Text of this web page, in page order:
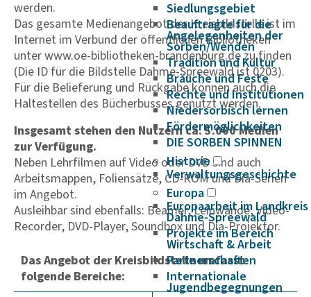
Siedlungsgebiet
Beauftragte für die
Angelegenheiten der
Sorben/Wenden
Tradition und Kultur
Bräuche und Feste
Rechte und Institutionen
Niedersorbisch lernen
Fördermöglichkeiten
DIE SORBEN SPINNEN
Historie
Verwaltungsgeschichte
Europa
Europaarbeit im Landkreis
Dahme-Spreewald
Projekte im Bereich
Wirtschaft & Arbeit
Partnerschaften
Internationale
Jugendbegegnungen
werden.
Das gesamte Medienangebot der Kreisbildstelle ist im
Internet im Verbund der öffentlichen Bibliotheken
unter www.oe-bibliotheken-brandenburg.de zu finden
(Die ID für die Bildstelle Dahme-Spreewald ist 0203).
Für die Belieferung und Rückgabe können auch die
Haltestellen des Bücherbusses genutzt werden.
Insgesamt stehen den Nutzern ca. 5.000 Medien
zur Verfügung.
Neben Lehrfilmen auf Video oder DVD sind auch
Arbeitsmappen, Foliensätze, CD-ROM und Dia-Serien
im Angebot.
Ausleihbar sind ebenfalls: Beamer, Leinwände, Video-
Recorder, DVD-Player, Soundbox und Dia-Projektor.
Das Angebot der Kreisbildstelle umfasst
folgende Bereiche: